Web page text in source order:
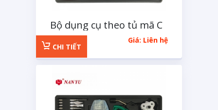
Bộ dụng cụ theo tủ mã C
14 chi tiết
Giá: Liên hệ
CHI TIẾT